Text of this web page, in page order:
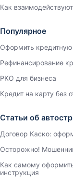
Как
Популярное
Оформить кредитную
Рефинансирование
РКО для бизнеса
Кредит на карту без
Статьи об
Договор Каско:
Осторожно!
Как самому
инструкция